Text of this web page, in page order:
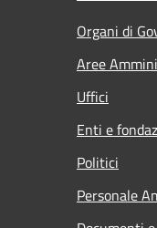
Organi di
Aree
Uffici
Enti e
Politici
Personale